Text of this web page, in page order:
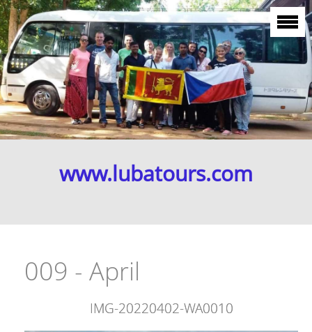
www.lubatours.com
009 - April
IMG-20220402-WA0010